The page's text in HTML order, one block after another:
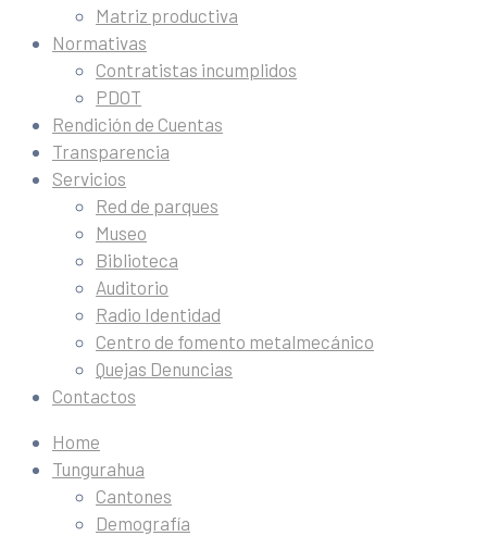
Matriz productiva
Normativas
Contratistas incumplidos
PDOT
Rendición de Cuentas
Transparencia
Servicios
Red de parques
Museo
Biblioteca
Auditorio
Radio Identidad
Centro de fomento metalmecánico
Quejas Denuncias
Contactos
Home
Tungurahua
Cantones
Demografía